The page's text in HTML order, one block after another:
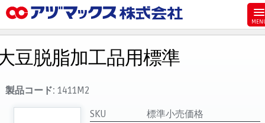
お気に入り
お買い物カゴ
ご注文
豆脱脂加工品用標準
製品コード: 1411M2
SKU
標準小売価格